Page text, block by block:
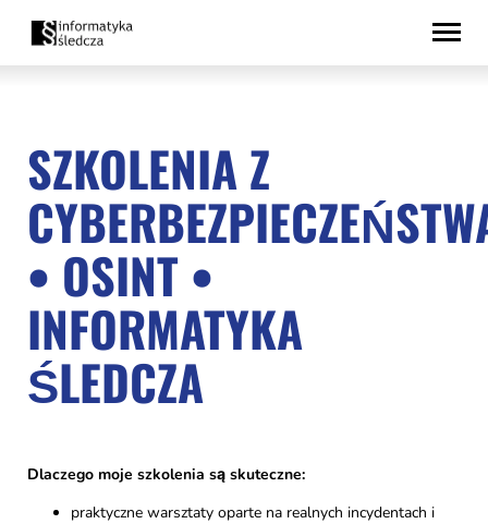
Przejdź
do
treści
Deklaracja
dostępności
SZKOLENIA Z
• OSINT •
INFORMATYKA
ŚLEDCZA
Dlaczego moje szkolenia są skuteczne:
praktyczne warsztaty oparte na realnych incydentach i